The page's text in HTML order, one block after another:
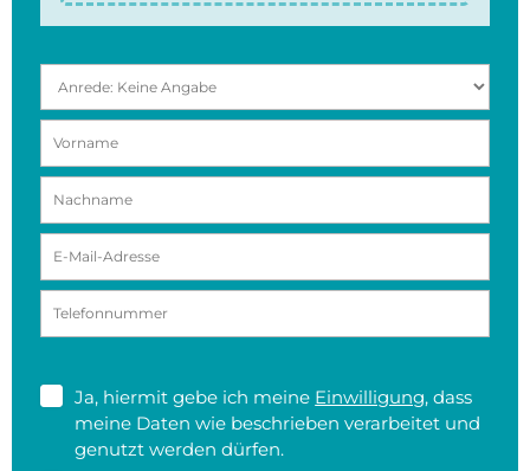
Ja, hiermit gebe ich meine Einwilligung, dass
meine Daten wie beschrieben verarbeitet und
genutzt werden dürfen.